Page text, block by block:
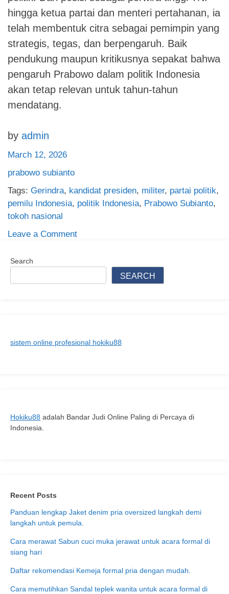
hingga ketua partai dan menteri pertahanan, ia
telah membentuk citra sebagai pemimpin yang
strategis, tegas, dan berpengaruh. Baik
pendukung maupun kritikusnya sepakat bahwa
pengaruh Prabowo dalam politik Indonesia
akan tetap relevan untuk tahun-tahun
mendatang.
by admin
March 12, 2026
prabowo subianto
Tags: Gerindra, kandidat presiden, militer, partai politik,
pemilu Indonesia, politik Indonesia, Prabowo Subianto,
tokoh nasional
Leave a Commenton
Karier
Peta
Search
SEARCH
sistem online profesional hokiku88
Hokiku88 adalah Bandar Judi Online Paling di Percaya di
Indonesia.
Recent Posts
Panduan lengkap Jaket denim pria oversized langkah demi
langkah untuk pemula.
Cara merawat Sabun cuci muka jerawat untuk acara formal di
siang hari
Daftar rekomendasi Kemeja formal pria dengan mudah.
Cara memutihkan Sandal teplek wanita untuk acara formal di